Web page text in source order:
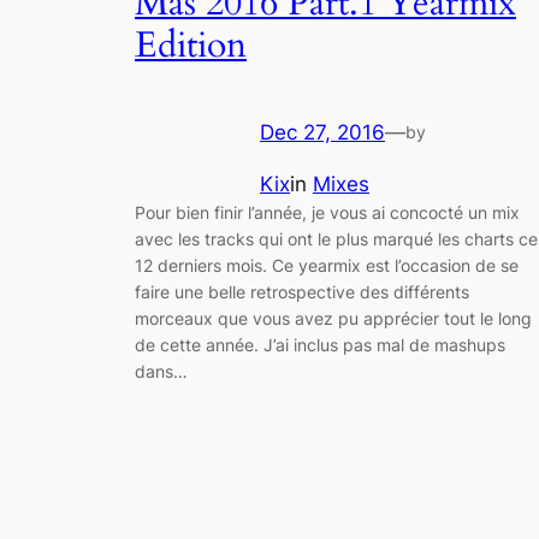
Edition
Dec 27, 2016—by
Kixin Mixes
Pour bien finir l’année, je vous ai concocté un mix
avec les tracks qui ont le plus marqué les charts
12 derniers mois. Ce yearmix est l’occasion de se
faire une belle retrospective des différents
morceaux que vous avez pu apprécier tout le long
de cette année. J’ai inclus pas mal de mashups
dans…